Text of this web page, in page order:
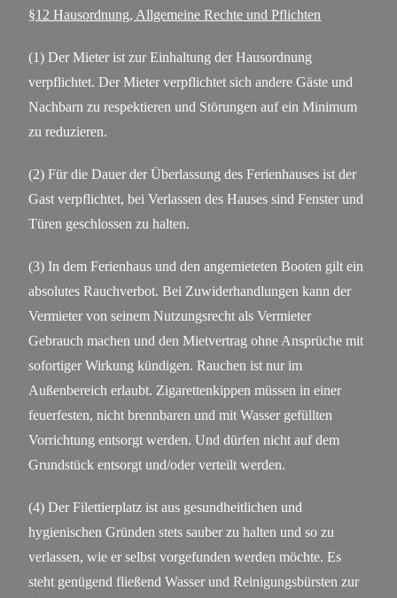
§12 Hausordnung, Allgemeine Rechte und Pflichten
(1) Der Mieter ist zur Einhaltung der Hausordnung
verpflichtet. Der Mieter verpflichtet sich andere Gäste und
Nachbarn zu respektieren und Störungen auf ein Minimum
zu reduzieren.
(2) Für die Dauer der Überlassung des Ferienhauses ist der
Gast verpflichtet, bei Verlassen des Hauses sind Fenster und
Türen geschlossen zu halten.
(3) In dem Ferienhaus und den angemieteten Booten gilt ein
absolutes Rauchverbot. Bei Zuwiderhandlungen kann der
Vermieter von seinem Nutzungsrecht als Vermieter
Gebrauch machen und den Mietvertrag ohne Ansprüche mit
sofortiger Wirkung kündigen. Rauchen ist nur im
Außenbereich erlaubt. Zigarettenkippen müssen in einer
feuerfesten, nicht brennbaren und mit Wasser gefüllten
Vorrichtung entsorgt werden. Und dürfen nicht auf dem
Grundstück entsorgt und/oder verteilt werden.
(4) Der Filettierplatz ist aus gesundheitlichen und
hygienischen Gründen stets sauber zu halten und so zu
verlassen, wie er selbst vorgefunden werden möchte. Es
steht genügend fließend Wasser und Reinigungsbürsten zur